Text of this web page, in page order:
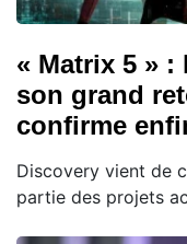
« Matrix 5 » :
son grand
confirme
Discovery vient de
partie des projets